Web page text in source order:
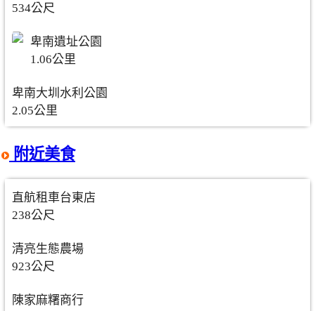
534公尺
卑南遺址公園
1.06公里
卑南大圳水利公園
2.05公里
附近美食
直航租車台東店
238公尺
清亮生態農場
923公尺
陳家麻糬商行